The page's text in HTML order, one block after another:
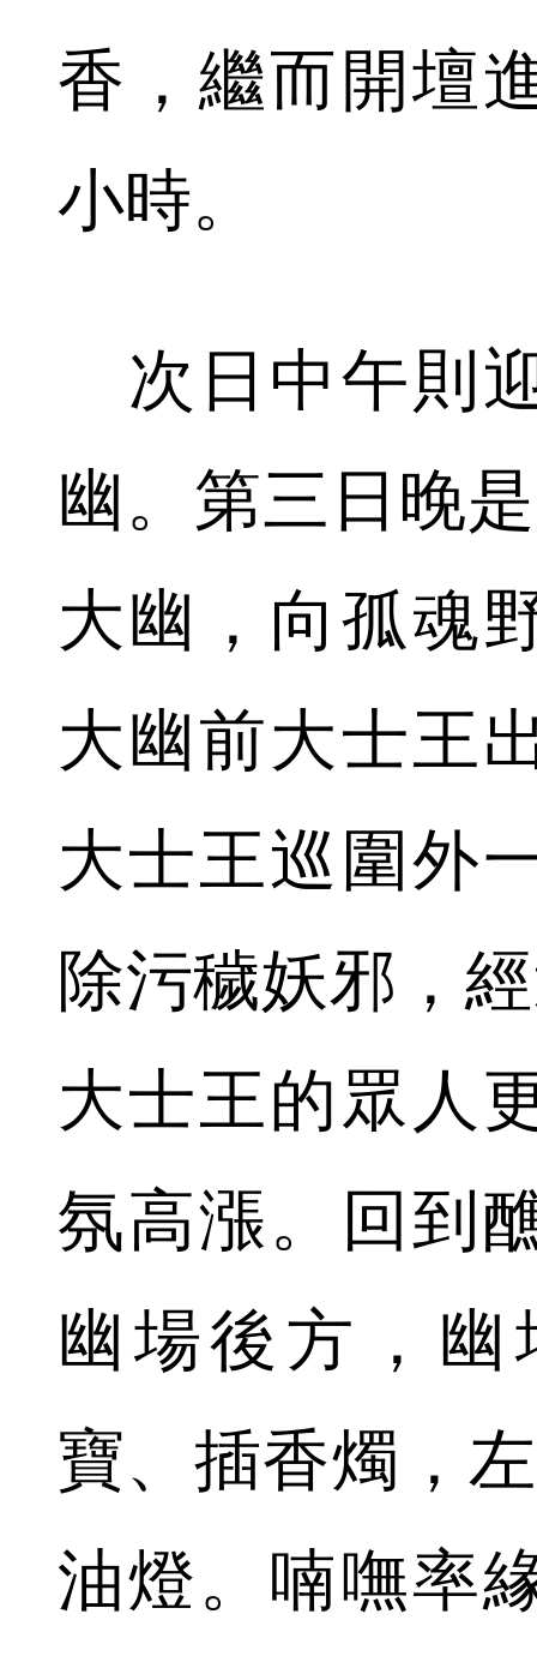
香，繼而開壇
小時。
次日中午則
幽。第三日晚
大幽，向孤魂
大幽前大士王
大士王巡圍外
除污穢妖邪，
大士王的眾人
氛高漲。回到
幽場後方，
寶、插香燭，
油燈。喃嘸率